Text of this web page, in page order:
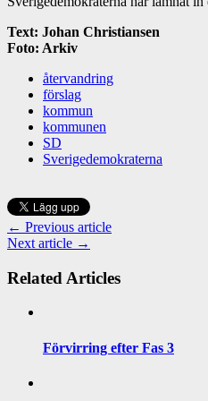
Text: Johan Christiansen
Foto: Arkiv
återvandring
förslag
kommun
kommunen
SD
Sverigedemokraterna
← Previous article
Next article →
Related Articles
Förvirring efter Fas 3